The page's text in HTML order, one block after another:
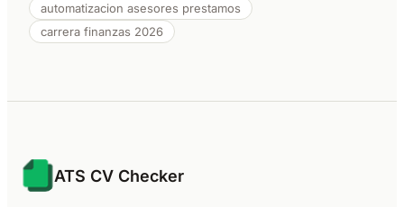
automatizacion asesores prestamos
carrera finanzas 2026
ATS CV Checker